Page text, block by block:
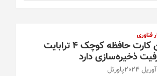
فناوری
این کارت حافظه کوچک ۴ ترابایت
ذخیره‌سازی دارد
پاورتل